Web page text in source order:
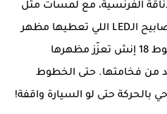
الفرنسية، مع لمسات مثل
الشبكة الأمامية الجريئة والمصابيح الـLED اللي تعطيها مظهر
فاخر. الفئات العليا مزوّدة بجنوط 18 إنش تعزّز مظهرها
من فخامتها. حتى الخطوط
بالحركة حتى لو السيارة واقفة!